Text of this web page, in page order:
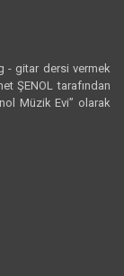
- gitar dersi vermek
ŞENOL tarafından
Müzik Evi” olarak